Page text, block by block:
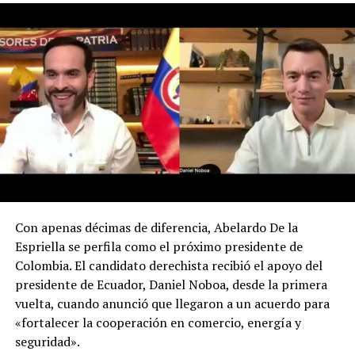
1V-QUEBRADA, CAP-4-QUEBRADA, CAP-3-
QUEBRADA, CAP-2-QUEBRADA, CAP-1-QUEBRADA,
ubicada enQUEBRADA SIN NOMBRE,
parroquiaBOMBOÍZA, cantón GUALAQUIZA,
provincia deMORONA SANTIAGO
Con estos antecedentes, en mi calidad de Autoridad
Única del Agua a nivel desconcentrado, se:
DISPONE:
1.-Aceptar a trámite la solicitud de Autorización de Uso
y/o Aprovechamiento de Agua paraMINERÍA, por
haberse emitido el Certificado de Disponibilidad de Agua
(CDA), en cumplimiento con el artículo 23 de la Ley
Orgánica de Recursos Hídricos, Usos y Aprovechamiento
del Agua, y en concordancia con el artículo 107 del
Con apenas décimas de diferencia, Abelardo De la
Espriella se perfila como el próximo presidente de
Colombia. El candidato derechista recibió el apoyo del
presidente de Ecuador, Daniel Noboa, desde la primera
vuelta, cuando anunció que llegaron a un acuerdo para
«fortalecer la cooperación en comercio, energía y
seguridad».